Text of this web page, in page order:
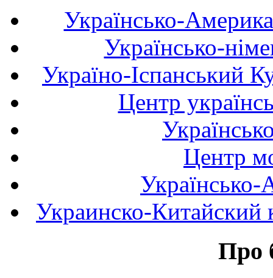
Українсько-
Українсько-
Україно-Іспанський
Центр
Центр
Українсько-
Украинско-Китайский
Про